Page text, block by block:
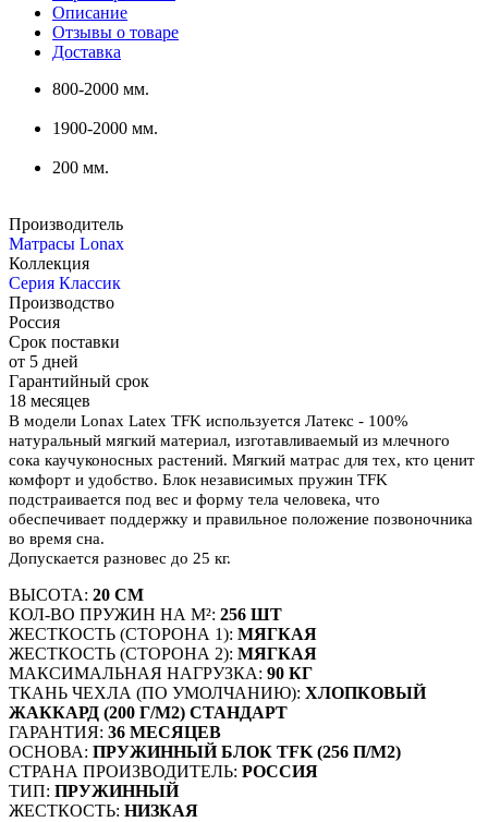
Описание
Отзывы о товаре
Доставка
800-2000 мм.
1900-2000 мм.
200 мм.
Производитель
Матрасы Lonax
Коллекция
Серия Классик
Производство
Россия
Срок поставки
от 5 дней
Гарантийный срок
18 месяцев
В модели Lonax Latex TFK используется Латекс - 100%
натуральный мягкий материал, изготавливаемый из млечного
сока каучуконосных растений. Мягкий матрас для тех, кто ценит
комфорт и удобство. Блок независимых пружин TFK
подстраивается под вес и форму тела человека, что
обеспечивает поддержку и правильное положение позвоночника
во время сна.
Допускается разновес до 25 кг.
ВЫСОТА: 20 СМ
КОЛ-ВО ПРУЖИН НА М²: 256 ШТ
ЖЕСТКОСТЬ (СТОРОНА 1): МЯГКАЯ
ЖЕСТКОСТЬ (СТОРОНА 2): МЯГКАЯ
МАКСИМАЛЬНАЯ НАГРУЗКА: 90 КГ
ТКАНЬ ЧЕХЛА (ПО УМОЛЧАНИЮ): ХЛОПКОВЫЙ
ЖАККАРД (200 Г/М2) СТАНДАРТ
ГАРАНТИЯ: 36 МЕСЯЦЕВ
ОСНОВА: ПРУЖИННЫЙ БЛОК TFK (256 П/М2)
СТРАНА ПРОИЗВОДИТЕЛЬ: РОССИЯ
ТИП: ПРУЖИННЫЙ
ЖЕСТКОСТЬ: НИЗКАЯ